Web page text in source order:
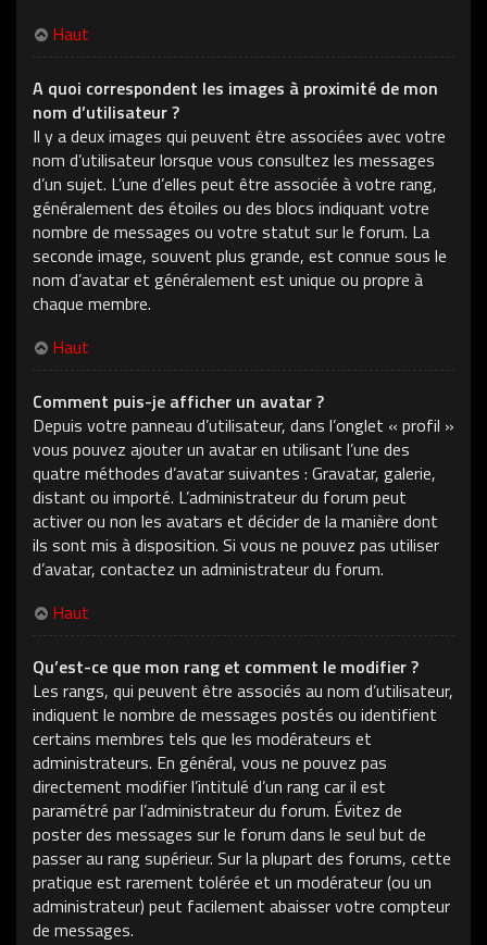
Haut
A quoi correspondent les images à proximité de mon
nom d’utilisateur ?
Il y a deux images qui peuvent être associées avec votre
nom d’utilisateur lorsque vous consultez les messages
d’un sujet. L’une d’elles peut être associée à votre rang,
généralement des étoiles ou des blocs indiquant votre
nombre de messages ou votre statut sur le forum. La
seconde image, souvent plus grande, est connue sous le
nom d’avatar et généralement est unique ou propre à
chaque membre.
Haut
Comment puis-je afficher un avatar ?
Depuis votre panneau d’utilisateur, dans l’onglet « profil »
vous pouvez ajouter un avatar en utilisant l’une des
quatre méthodes d’avatar suivantes : Gravatar, galerie,
distant ou importé. L’administrateur du forum peut
activer ou non les avatars et décider de la manière dont
ils sont mis à disposition. Si vous ne pouvez pas utiliser
d’avatar, contactez un administrateur du forum.
Haut
Qu’est-ce que mon rang et comment le modifier ?
Les rangs, qui peuvent être associés au nom d’utilisateur,
indiquent le nombre de messages postés ou identifient
certains membres tels que les modérateurs et
administrateurs. En général, vous ne pouvez pas
directement modifier l’intitulé d’un rang car il est
paramétré par l’administrateur du forum. Évitez de
poster des messages sur le forum dans le seul but de
passer au rang supérieur. Sur la plupart des forums, cette
pratique est rarement tolérée et un modérateur (ou un
administrateur) peut facilement abaisser votre compteur
de messages.